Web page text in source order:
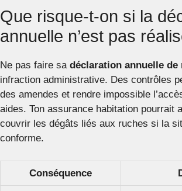
Que risque-t-on si la
annuelle n’est pas
Ne pas faire sa déclaration annuelle de
infraction administrative. Des contrôles
des amendes et rendre impossible
aides. Ton assurance habitation pourrait
couvrir les dégâts liés aux ruches si la
conforme.
Conséquence